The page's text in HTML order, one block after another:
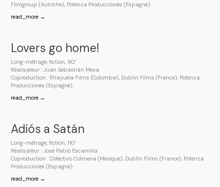
Filmgroup (Autriche), Potenza Producciones (Espagne)
read_more →
Lovers go home!
Long-métrage, fiction, 90'
Réalisateur : Juan Sebastián Mesa
Coproduction : Rhayuela Films (Colombie), Dublin Films (France), Potenza
Producciones (Espagne)
read_more →
Adiós a Satán
Long-métrage, fiction, 110'
Réalisateur : José Pablo Escamilla
Coproduction : Colectivo Colmena (Mexique), Dublin Films (France), Potenza
Producciones (Espagne)
read_more →